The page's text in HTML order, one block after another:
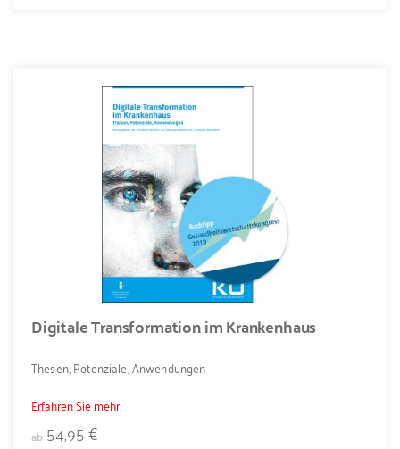
Digitale Transformation im Krankenhaus
Thesen, Potenziale, Anwendungen
Erfahren Sie mehr
ab 54,95 €